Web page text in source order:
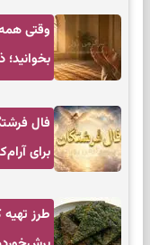
وقتی
برای
طرز